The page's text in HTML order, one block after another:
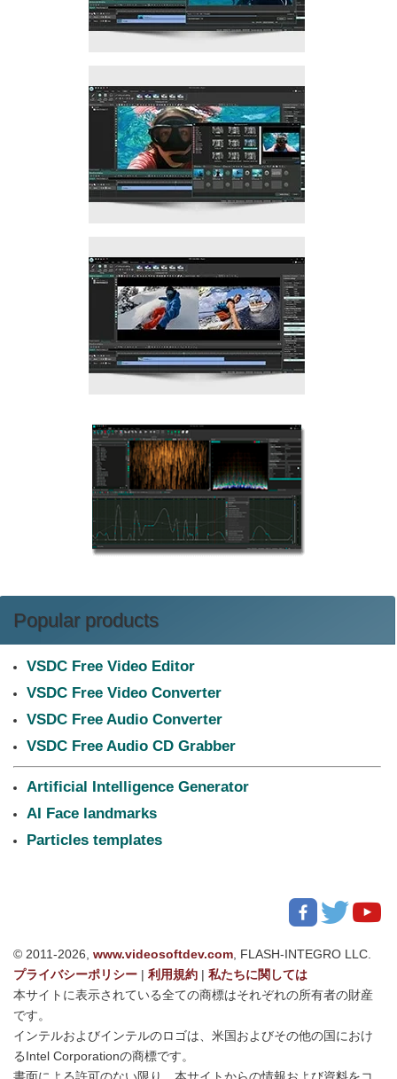
Popular products
VSDC Free Video Editor
VSDC Free Video Converter
VSDC Free Audio Converter
VSDC Free Audio CD Grabber
Artificial Intelligence Generator
AI Face landmarks
Particles templates
© 2011-2026, www.videosoftdev.com, FLASH-INTEGRO LLC.
プライバシーポリシー | 利用規約 | 私たちに関しては
本サイトに表示されている全ての商標はそれぞれの所有者の財産
です。
インテルおよびインテルのロゴは、米国およびその他の国におけ
るIntel Corporationの商標です。